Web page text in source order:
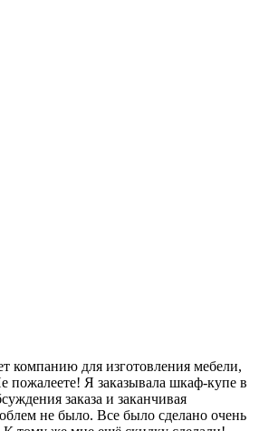
компанию для изготовления мебели,
пожалеете! Я заказывала шкаф-купе в
заказа и заканчивая
не было. Все было сделано очень